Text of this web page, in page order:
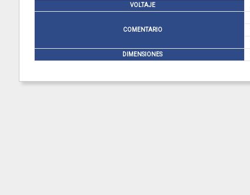
VOLTAJE
COMENTARIO
DIMENSIONES